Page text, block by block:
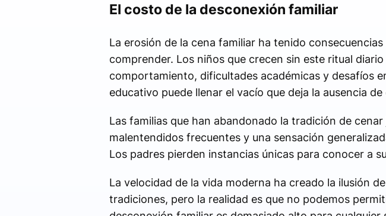
El costo de la desconexión familiar
La erosión de la cena familiar ha tenido
comprender. Los niños que crecen sin este ritual
comportamiento, dificultades académicas y desafíos
educativo puede llenar el vacío que deja la ausencia
Las familias que han abandonado la tradición de
malentendidos frecuentes y una sensación
Los padres pierden instancias únicas para conocer a
La velocidad de la vida moderna ha creado la ilusión
tradiciones, pero la realidad es que no podemos